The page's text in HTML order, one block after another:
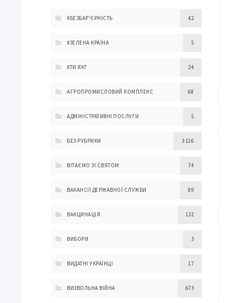
#БЕЗБАР'ЄРНІСТЬ 42
#ЗЕЛЕНА КРАЇНА 5
#ТИ ЯК? 24
АГРОПРОМИСЛОВИЙ КОМПЛЕКС 68
АДМІНІСТРАТИВНІ ПОСЛУГИ 5
БЕЗ РУБРИКИ 3 116
ВІТАЄМО ЗІ СВЯТОМ 74
ВАКАНСІЇ ДЕРЖАВНОЇ СЛУЖБИ 89
ВАКЦИНАЦІЯ 132
ВИБОРИ 3
ВИДАТНІ УКРАЇНЦІ 17
ВИЗВОЛЬНА ВІЙНА 673